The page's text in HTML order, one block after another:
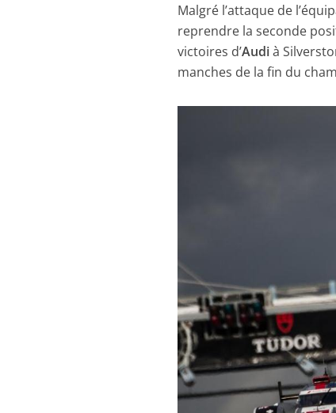
Malgré l’attaque de
reprendre la seconde
victoires d’Audià
manches de la fin du